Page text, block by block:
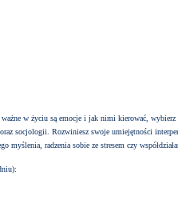
w życiu są emocje i jak nimi kierować,
socjologii. Rozwiniesz swoje umiejętności
radzenia sobie ze stresem czy